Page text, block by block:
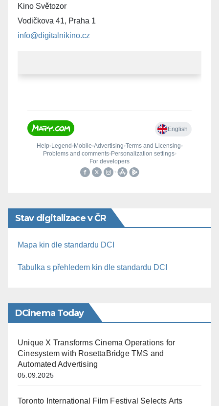
Kino Světozor
Vodičkova 41, Praha 1
info@digitalnikino.cz
Stav digitalizace v ČR
Mapa kin dle standardu DCI
Tabulka s přehledem kin dle standardu DCI
DCinema Today
Unique X Transforms Cinema Operations for
Cinesystem with RosettaBridge TMS and
Automated Advertising
05.09.2025
Toronto International Film Festival Selects Arts